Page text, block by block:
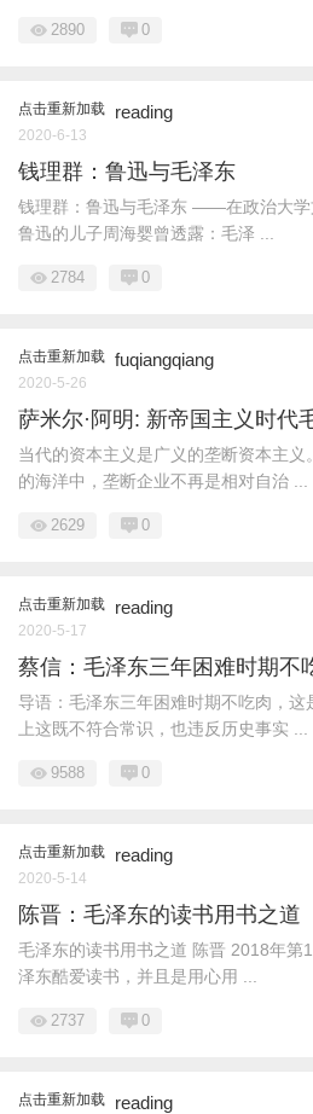
2890 0
点击重新加载 reading
2020-6-13
钱理群：鲁迅与毛泽东
钱理群：鲁迅与毛泽东 ——在政治
鲁迅的儿子周海婴曾透露：毛泽 ...
2784 0
点击重新加载 fuqiangqiang
2020-5-26
萨米尔·阿明: 新帝国主义时代
当代的资本主义是广义的垄断资本主
的海洋中，垄断企业不再是相对自治 ...
2629 0
点击重新加载 reading
2020-5-17
蔡信：毛泽东三年困难时期不
导语：毛泽东三年困难时期不吃肉，这
上这既不符合常识，也违反历史事实 ...
9588 0
点击重新加载 reading
2020-5-14
陈晋：毛泽东的读书用书之道
毛泽东的读书用书之道 陈晋 2018年第
泽东酷爱读书，并且是用心用 ...
2737 0
点击重新加载 reading